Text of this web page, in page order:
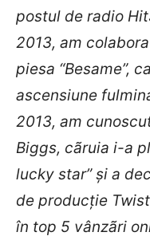
postul de radio
2013, am
piesa “Besame”,
ascensiune
2013, am
Biggs, cãruia i-a
lucky star” şi a
de producţie
în top 5 vânzãri